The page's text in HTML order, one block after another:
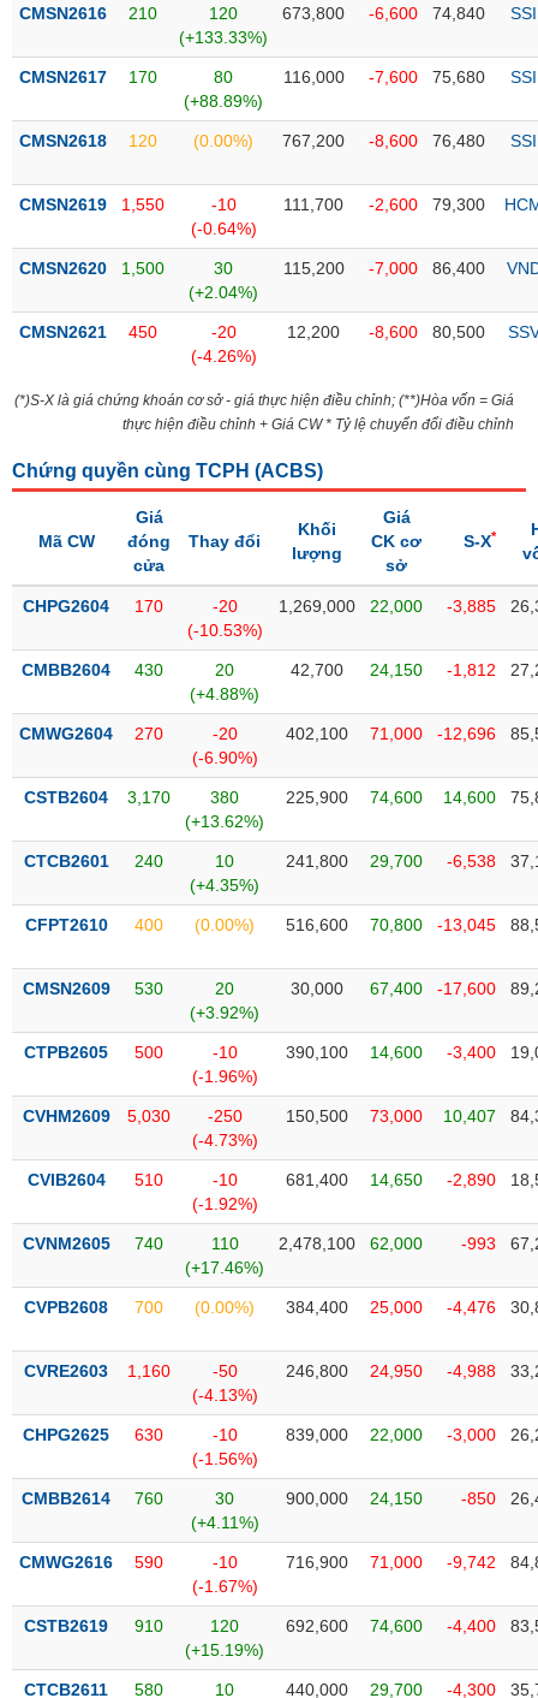
chi
Tổng
Giao
Tài
Phân
kỹ
sơ
nghiệp
sự
Tài
lý
thị
CMSN2616 210
120
(+133.33%)
673,800 -6,600 74,840 SSI
CMSN2617 170
80
(+88.89%)
116,000 -7,600 75,680 SSI
CMSN2618 120 (0.00%) 767,200 -8,600 76,480 SSI
CMSN2619 1,550
-10
(-0.64%)
111,700 -2,600 79,300
CMSN2620 1,500
30
(+2.04%)
115,200 -7,000 86,400
CMSN2621 450
-20
(-4.26%)
12,200 -8,600 80,500
(*)S-X là giá chứng khoán cơ sở - giá thực hiện điều chỉnh; (**)Hòa vốn = Giá
thực hiện điều chỉnh + Giá CW * Tỷ lệ chuyển đổi điều chỉnh
Chứng quyền cùng TCPH (ACBS)
Mã CW
Giá
đóng
cửa
Thay đổi
Khối
lượng
Giá
CK cơ
sở
S-X*
CHPG2604 170
-20
(-10.53%)
1,269,000 22,000 -3,885
CMBB2604 430
20
(+4.88%)
42,700 24,150 -1,812
CMWG2604 270
-20
(-6.90%)
402,100 71,000 -12,696
CSTB2604 3,170
380
(+13.62%)
225,900 74,600 14,600
CTCB2601 240
10
(+4.35%)
241,800 29,700 -6,538
CFPT2610 400 (0.00%) 516,600 70,800 -13,045
CMSN2609 530
20
(+3.92%)
30,000 67,400 -17,600
CTPB2605 500
-10
(-1.96%)
390,100 14,600 -3,400
CVHM2609 5,030
-250
(-4.73%)
150,500 73,000 10,407
CVIB2604 510
-10
(-1.92%)
681,400 14,650 -2,890
CVNM2605 740
110
(+17.46%)
2,478,100 62,000 -993
CVPB2608 700 (0.00%) 384,400 25,000 -4,476
CVRE2603 1,160
-50
(-4.13%)
246,800 24,950 -4,988
CHPG2625 630
-10
(-1.56%)
839,000 22,000 -3,000
CMBB2614 760
30
(+4.11%)
900,000 24,150 -850
CMWG2616 590
-10
(-1.67%)
716,900 71,000 -9,742
CSTB2619 910
120
(+15.19%)
692,600 74,600 -4,400
CTCB2611 580 10 440,000 29,700 -4,300
SECTOR
NĂNG
LƯỢNG
NGUYÊN
NGHIỆP
TIÊU
DÙNG
THIẾT
DÙNG
THIẾT
SÓC
SỨC
CHÍNH
CÔNG
NGHỆ
TIN
DỊCH